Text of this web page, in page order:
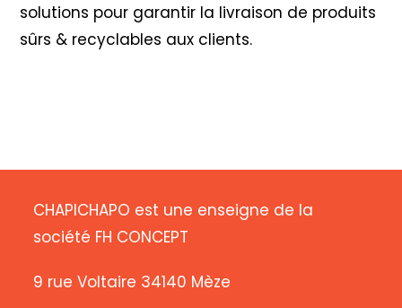
solutions pour garantir la livraison de produits
sûrs & recyclables aux clients.
CHAPICHAPO est une enseigne de la
société FH CONCEPT
9 rue Voltaire 34140 Mèze